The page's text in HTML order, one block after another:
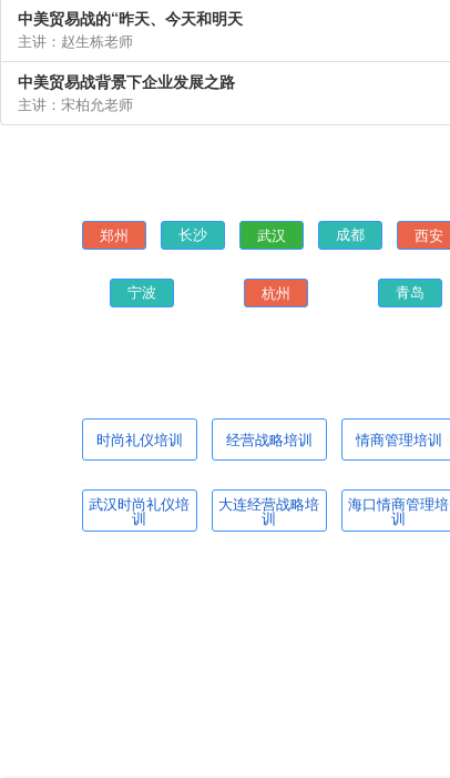
中美贸易战的“昨天、今天和明天
主讲：赵生栋老师
中美贸易战背景下企业发展之路
主讲：宋柏允老师
郑州 长沙 武汉 成都 西安
宁波 杭州 青岛
时尚礼仪培训 经营战略培训 情商管理培训
武汉时尚礼仪培
训
大连经营战略培
训
海口情商管理培
训